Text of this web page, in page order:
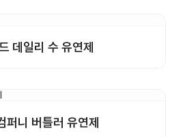
데일리 수 유연제
샘플구매
퍼니 버틀러 유연제
샘플구매